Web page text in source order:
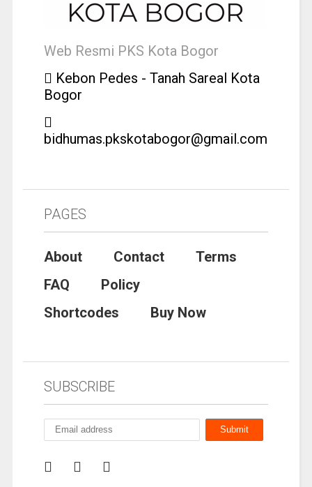
Web Resmi PKS Kota Bogor
Kebon Pedes - Tanah Sareal Kota
Bogor
bidhumas.pkskotabogor@gmail.com
PAGES
About Contact
Terms
FAQ
Policy
Shortcodes
Buy Now
SUBSCRIBE